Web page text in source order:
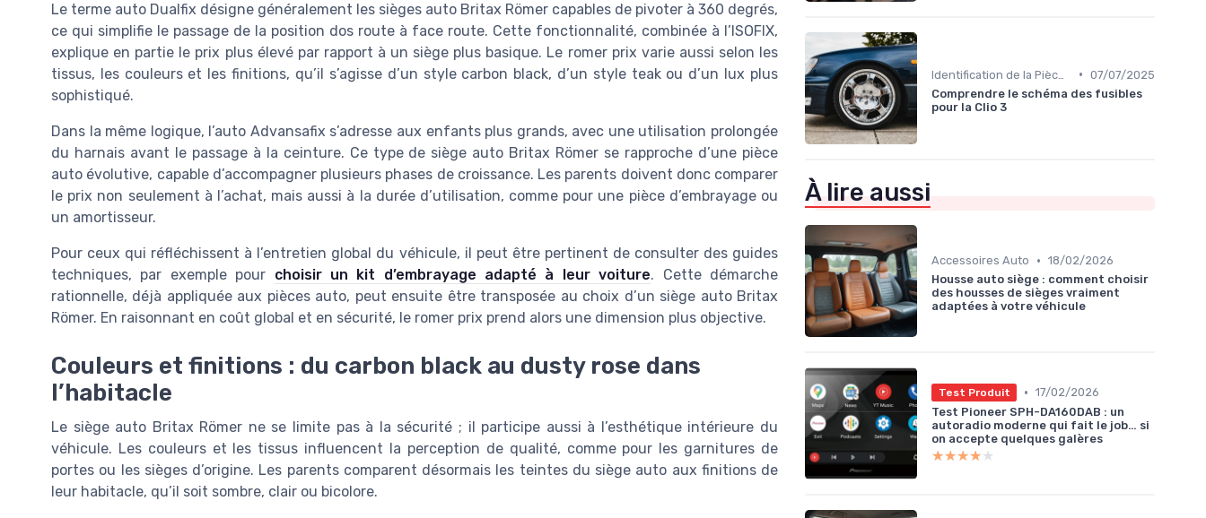
Le terme auto Dualfix désigne généralement les sièges auto Britax Römer capables de pivoter à 360 degrés,
ce qui simplifie le passage de la position dos route à face route. Cette fonctionnalité, combinée à l’ISOFIX,
explique en partie le prix plus élevé par rapport à un siège plus basique. Le romer prix varie aussi selon les
tissus, les couleurs et les finitions, qu’il s’agisse d’un style carbon black, d’un style teak ou d’un lux plus
sophistiqué.
Dans la même logique, l’auto Advansafix s’adresse aux enfants plus grands, avec une utilisation prolongée
du harnais avant le passage à la ceinture. Ce type de siège auto Britax Römer se rapproche d’une pièce
auto évolutive, capable d’accompagner plusieurs phases de croissance. Les parents doivent donc comparer
le prix non seulement à l’achat, mais aussi à la durée d’utilisation, comme pour une pièce d’embrayage ou
un amortisseur.
Pour ceux qui réfléchissent à l’entretien global du véhicule, il peut être pertinent de consulter des guides
techniques, par exemple pour choisir un kit d’embrayage adapté à leur voiture. Cette démarche
rationnelle, déjà appliquée aux pièces auto, peut ensuite être transposée au choix d’un siège auto Britax
Römer. En raisonnant en coût global et en sécurité, le romer prix prend alors une dimension plus objective.
Couleurs et finitions : du carbon black au dusty rose dans
l’habitacle
Le siège auto Britax Römer ne se limite pas à la sécurité ; il participe aussi à l’esthétique intérieure du
véhicule. Les couleurs et les tissus influencent la perception de qualité, comme pour les garnitures de
portes ou les sièges d’origine. Les parents comparent désormais les teintes du siège auto aux finitions de
leur habitacle, qu’il soit sombre, clair ou bicolore.
• 07/07/2025
Comprendre le schéma des fusibles
pour la Clio 3
À lire aussi
Accessoires Auto • 18/02/2026
Housse auto siège : comment choisir
des housses de sièges vraiment
adaptées à votre véhicule
Test Produit • 17/02/2026
Test Pioneer SPH-DA160DAB : un
autoradio moderne qui fait le job… si
on accepte quelques galères
★★★★★
★★★★★